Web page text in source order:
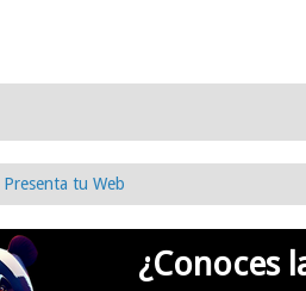
Presenta tu Web
¿Conoces